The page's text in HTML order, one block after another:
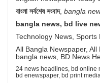
বাংলা সর্বশেষ সংবাদ, bangla
bangla news, bd live
Technology News, Sports
All Bangla Newspaper,
bangla news, BD News
24 news headlines, bd online
bd enewspaper, bd print